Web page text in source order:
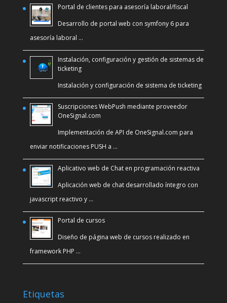
Portal de clientes para asesoría laboral/fiscal
Desarrollo de portal web con symfony 6 para
asesoría laboral …
Instalación, configuración y gestión de sistemas de
ticketing
Instalación y configuración de sistema de ticketing
Suscripciones WebPush mediante proveedor
OneSignal.com
Implementación de API de OneSignal.com para
enviar notificaciones PUSH a …
Aplicativo web de Chat en programación reactiva
Aplicación web de chat desarrollado íntegro con
javascript reactivo y …
Portal de cursos
Diseño de página web de cursos realizado en
framework PHP …
Etiquetas